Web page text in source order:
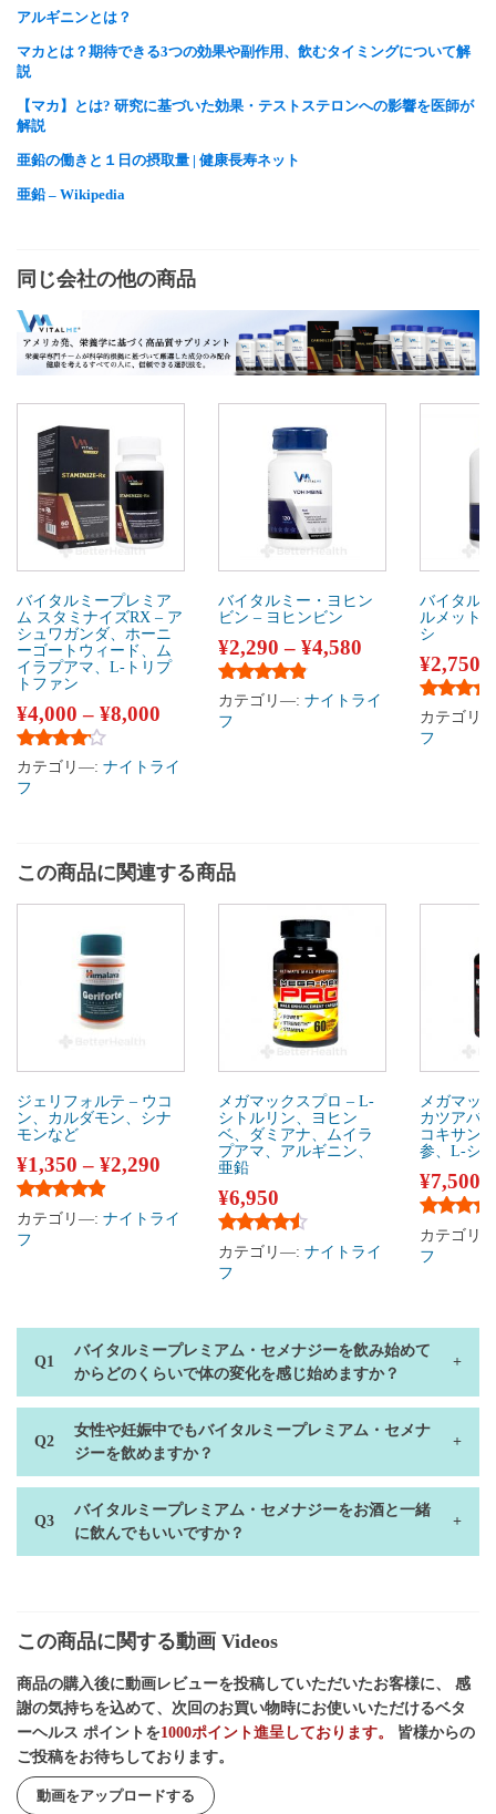
アルギニンとは？
マカとは？期待できる3つの効果や副作用、飲むタイミングについて解
説
【マカ】とは? 研究に基づいた効果・テストステロンへの影響を医師が
解説
亜鉛の働きと１日の摂取量 | 健康長寿ネット
亜鉛 – Wikipedia
同じ会社の他の商品
バイタルミープレミア
ム スタミナイズRX – ア
シュワガンダ、ホーニ
ーゴートウィード、ム
イラプアマ、L-トリプ
トファン
¥4,000 – ¥8,000
5段階中 4.00の評価
カテゴリ―: ナイトライ
フ
バイタルミー・ヨヒン
ビン – ヨヒンビン
¥2,290 – ¥4,580
5段階中 4.67の評価
カテゴリ―: ナイトライ
フ
バイタル
ルメット
シ
¥2,750
5段階中
カテゴリ
フ
この商品に関連する商品
ジェリフォルテ – ウコ
ン、カルダモン、シナ
モンなど
¥1,350 – ¥2,290
5段階中 4.75の評価
カテゴリ―: ナイトライ
フ
メガマックスプロ – L-
シトルリン、ヨヒン
ベ、ダミアナ、ムイラ
プアマ、アルギニン、
亜鉛
¥6,950
5段階中 4.33の評価
カテゴリ―: ナイトライ
フ
メガマッ
カツアバ
コキサン
参、L-シ
¥7,500
5段階中
カテゴリ
フ
バイタルミープレミアム・セメナジーを飲み始めて
からどのくらいで体の変化を感じ始めますか？
女性や妊娠中でもバイタルミープレミアム・セメナ
ジーを飲めますか？
バイタルミープレミアム・セメナジーをお酒と一緒
に飲んでもいいですか？
この商品に関する動画 Videos
商品の購入後に動画レビューを投稿していただいたお客様に、 感
謝の気持ちを込めて、次回のお買い物時にお使いいただけるベタ
ーヘルス ポイントを1000ポイント進呈しております。
皆様からの
ご投稿をお待ちしております。
動画をアップロードする